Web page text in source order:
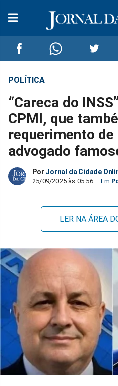
Compartilhar
no
Facebook
Compartilhar
no
Whatsapp
no
Twitter
POLÍTICA
“Careca do
CPMI, que
requerimento de
advogado
Por Jornal da Cidade
25/09/2025 às 05:56
LER NA ÁREA